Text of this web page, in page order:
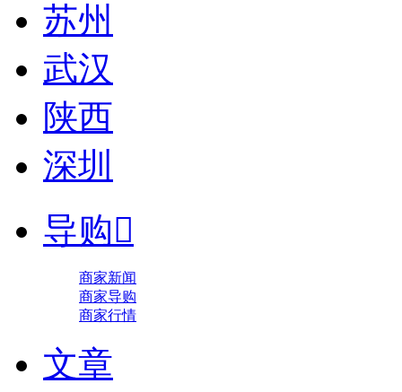
苏州
武汉
陕西
深圳
导购
商家新闻
商家导购
商家行情
文章